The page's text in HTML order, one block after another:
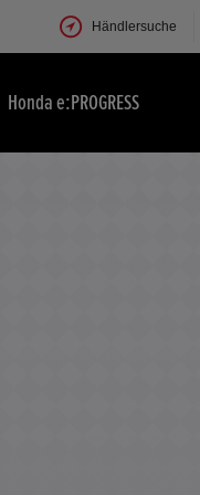
Händlersuche
Honda e:PROGRESS